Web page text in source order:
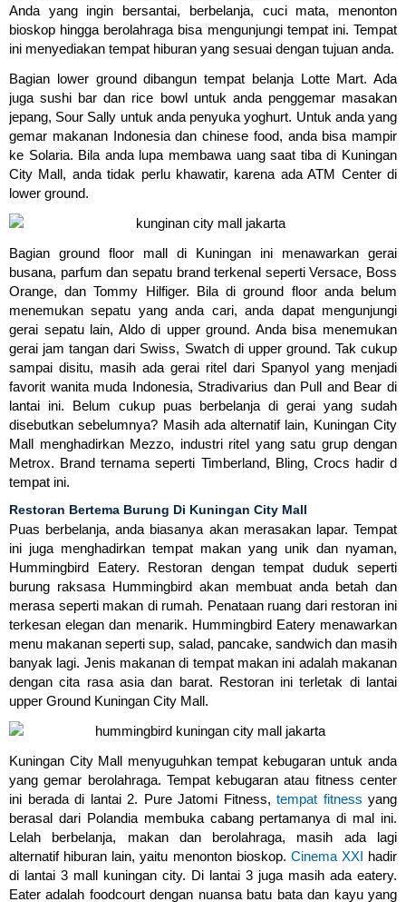
Anda yang ingin bersantai, berbelanja, cuci mata, menonton
bioskop hingga berolahraga bisa mengunjungi tempat ini. Tempat
ini menyediakan tempat hiburan yang sesuai dengan tujuan anda.
Bagian lower ground dibangun tempat belanja Lotte Mart. Ada
juga sushi bar dan rice bowl untuk anda penggemar masakan
jepang, Sour Sally untuk anda penyuka yoghurt. Untuk anda yang
gemar makanan Indonesia dan chinese food, anda bisa mampir
ke Solaria. Bila anda lupa membawa uang saat tiba di Kuningan
City Mall, anda tidak perlu khawatir, karena ada ATM Center di
lower ground.
Bagian ground floor mall di Kuningan ini menawarkan gerai
busana, parfum dan sepatu brand terkenal seperti Versace, Boss
Orange, dan Tommy Hilfiger. Bila di ground floor anda belum
menemukan sepatu yang anda cari, anda dapat mengunjungi
gerai sepatu lain, Aldo di upper ground. Anda bisa menemukan
gerai jam tangan dari Swiss, Swatch di upper ground. Tak cukup
sampai disitu, masih ada gerai ritel dari Spanyol yang menjadi
favorit wanita muda Indonesia, Stradivarius dan Pull and Bear di
lantai ini. Belum cukup puas berbelanja di gerai yang sudah
disebutkan sebelumnya? Masih ada alternatif lain, Kuningan City
Mall menghadirkan Mezzo, industri ritel yang satu grup dengan
Metrox. Brand ternama seperti Timberland, Bling, Crocs hadir d
tempat ini.
Restoran Bertema Burung Di Kuningan City Mall
Puas berbelanja, anda biasanya akan merasakan lapar. Tempat
ini juga menghadirkan tempat makan yang unik dan nyaman,
Hummingbird Eatery. Restoran dengan tempat duduk seperti
burung raksasa Hummingbird akan membuat anda betah dan
merasa seperti makan di rumah. Penataan ruang dari restoran ini
terkesan elegan dan menarik. Hummingbird Eatery menawarkan
menu makanan seperti sup, salad, pancake, sandwich dan masih
banyak lagi. Jenis makanan di tempat makan ini adalah makanan
dengan cita rasa asia dan barat. Restoran ini terletak di lantai
upper Ground Kuningan City Mall.
Kuningan City Mall menyuguhkan tempat kebugaran untuk anda
yang gemar berolahraga. Tempat kebugaran atau fitness center
ini berada di lantai 2. Pure Jatomi Fitness, tempat fitness yang
berasal dari Polandia membuka cabang pertamanya di mal ini.
Lelah berbelanja, makan dan berolahraga, masih ada lagi
alternatif hiburan lain, yaitu menonton bioskop. Cinema XXI hadir
di lantai 3 mall kuningan city. Di lantai 3 juga masih ada eatery.
Eater adalah foodcourt dengan nuansa batu bata dan kayu yang